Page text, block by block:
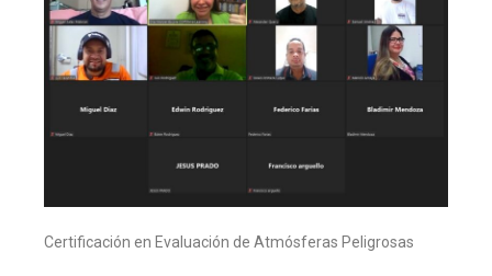
Certificación en Evaluación de Atmósferas Peligrosas